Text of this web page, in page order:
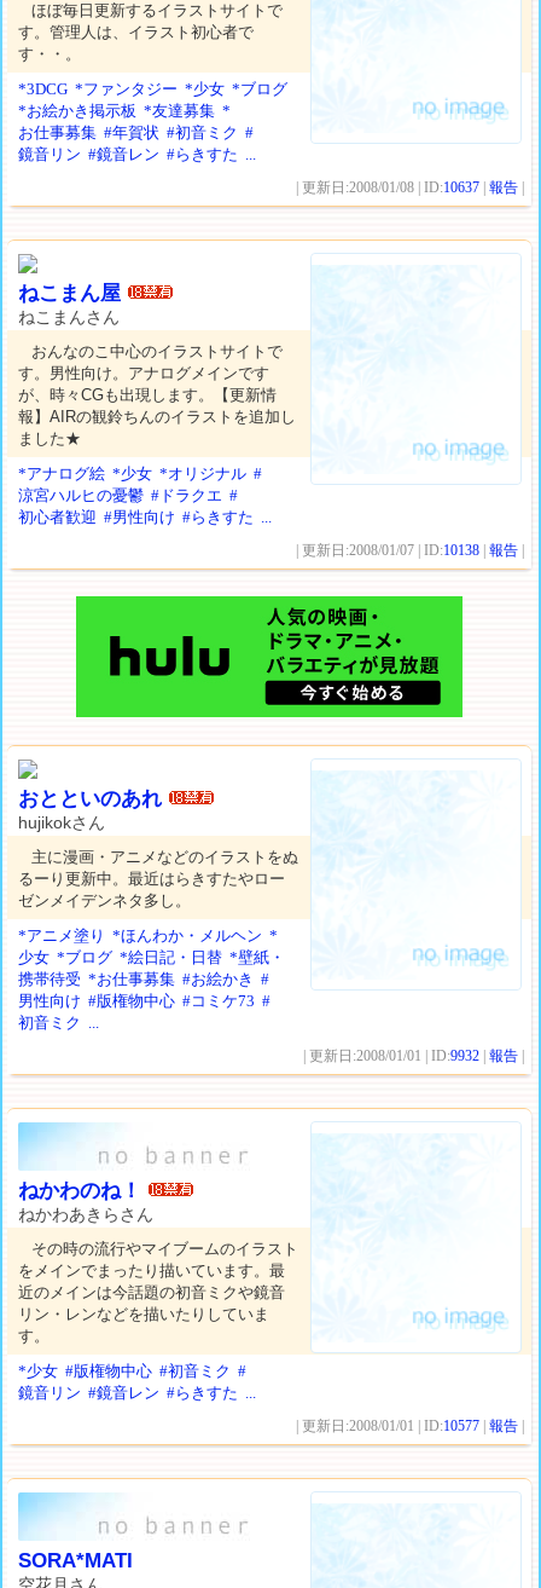
ほぼ毎日更新するイラストサイトで
す。管理人は、イラスト初心者で
す・・。
*3DCG *ファンタジー *少女 *ブログ
*お絵かき掲示板 *友達募集 *
お仕事募集 #年賀状 #初音ミク #
鏡音リン #鏡音レン #らきすた ...
| 更新日:2008/01/08 | ID:10637 |報告
ねこまん屋
ねこまんさん
おんなのこ中心のイラストサイトで
す。男性向け。アナログメインです
が、時々CGも出現します。【更新情
報】AIRの観鈴ちんのイラストを追加し
ました★
*アナログ絵 *少女 *オリジナル #
涼宮ハルヒの憂鬱 #ドラクエ #
初心者歓迎 #男性向け #らきすた ...
| 更新日:2008/01/07 | ID:10138 |報告
おとといのあれ
hujikokさん
主に漫画・アニメなどのイラストをぬ
るーり更新中。最近はらきすたやロー
ゼンメイデンネタ多し。
*アニメ塗り
*ほんわか・メルヘン *
少女 *ブログ *絵日記・日替 *壁紙・
携帯待受 *お仕事募集 #お絵かき
#
男性向け #版権物中心 #コミケ73 #
初音ミク ...
| 更新日:2008/01/01 | ID:9932 |報告
ねかわのね！
ねかわあきらさん
その時の流行やマイブームのイラスト
をメインでまったり描いています。最
近のメインは今話題の初音ミクや鏡音
リン・レンなどを描いたりしていま
す。
*少女 #版権物中心 #初音ミク #
鏡音リン #鏡音レン #らきすた ...
| 更新日:2008/01/01 | ID:10577 |報告
SORA*MATI